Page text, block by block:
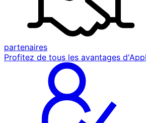
partenaires
Profitez de tous les avantages